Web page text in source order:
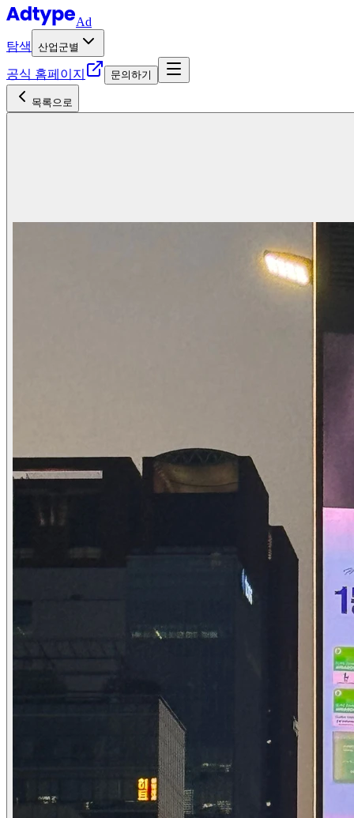
Ad
탐색
산업군별
공식 홈페이지 문의하기
목록으로